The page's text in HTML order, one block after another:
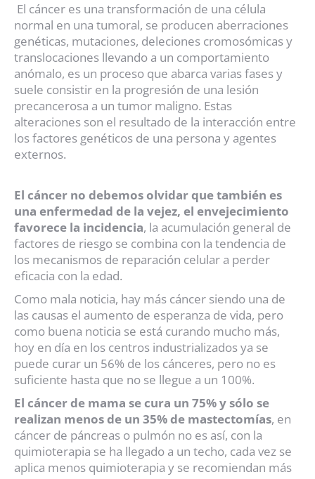
El cáncer es una transformación de una célula
normal en una tumoral, se producen aberraciones
genéticas, mutaciones, deleciones cromosómicas y
translocaciones llevando a un comportamiento
anómalo, es un proceso que abarca varias fases y
suele consistir en la progresión de una lesión
precancerosa a un tumor maligno. Estas
alteraciones son el resultado de la interacción entre
los factores genéticos de una persona y agentes
externos.
El cáncer no debemos olvidar que también es
una enfermedad de la vejez, el envejecimiento
favorece la incidencia, la acumulación general de
factores de riesgo se combina con la tendencia de
los mecanismos de reparación celular a perder
eficacia con la edad.
Como mala noticia, hay más cáncer siendo una de
las causas el aumento de esperanza de vida, pero
como buena noticia se está curando mucho más,
hoy en día en los centros industrializados ya se
puede curar un 56% de los cánceres, pero no es
suficiente hasta que no se llegue a un 100%.
El cáncer de mama se cura un 75% y sólo se
realizan menos de un 35% de mastectomías, en
cáncer de páncreas o pulmón no es así, con la
quimioterapia se ha llegado a un techo, cada vez se
aplica menos quimioterapia y se recomiendan más